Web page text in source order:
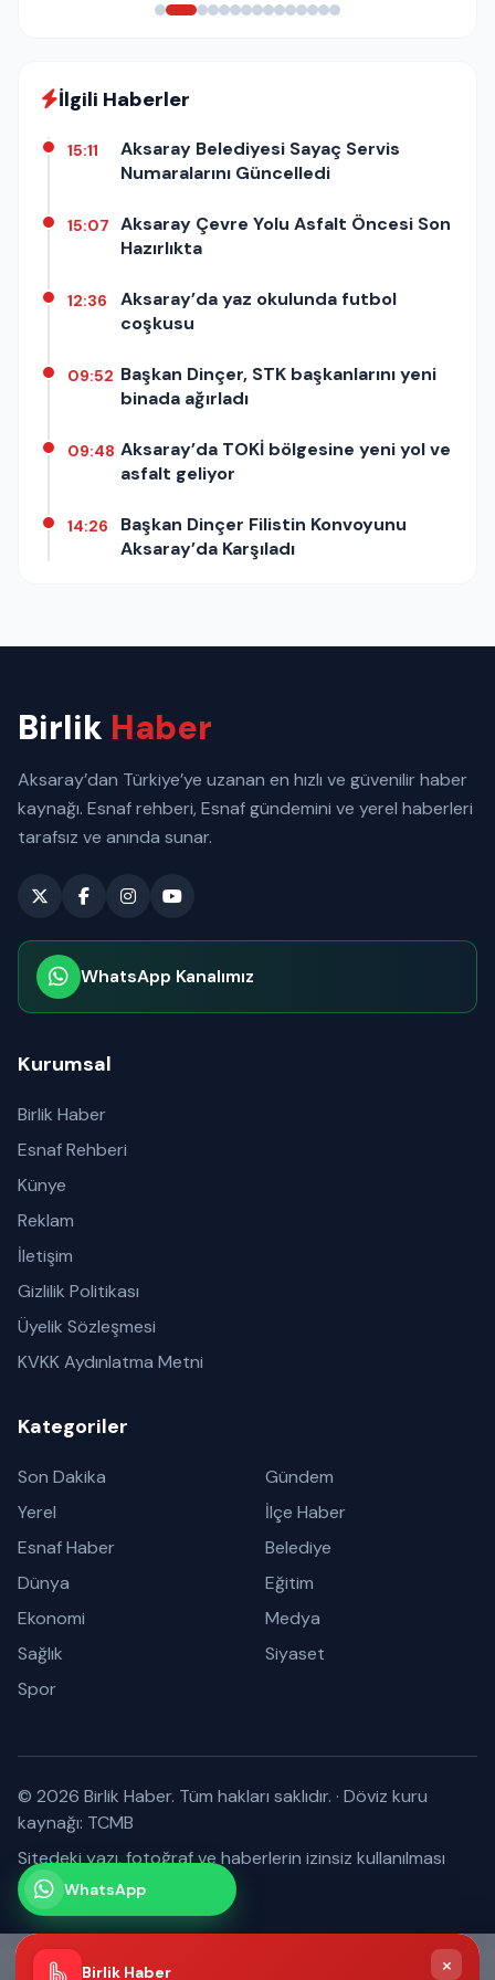
İlgili Haberler
15:11
Aksaray Belediyesi Sayaç Servis
Numaralarını Güncelledi
15:07
Aksaray Çevre Yolu Asfalt Öncesi Son
Hazırlıkta
12:36
Aksaray’da yaz okulunda futbol
coşkusu
09:52 Başkan Dinçer, STK başkanlarını yeni
binada ağırladı
09:48 Aksaray’da TOKİ bölgesine yeni yol ve
asfalt geliyor
14:26
Başkan Dinçer Filistin Konvoyunu
Aksaray’da Karşıladı
Birlik Haber
Aksaray’dan Türkiye’ye uzanan en hızlı ve güvenilir haber
kaynağı. Esnaf rehberi, Esnaf gündemini ve yerel haberleri
tarafsız ve anında sunar.
WhatsApp Kanalımız
Kurumsal
Birlik Haber
Esnaf Rehberi
Künye
Reklam
İletişim
Gizlilik Politikası
Üyelik Sözleşmesi
KVKK Aydınlatma Metni
Kategoriler
Son Dakika
Gündem
Yerel
İlçe Haber
Esnaf Haber
Belediye
Dünya
Eğitim
Ekonomi
Medya
Sağlık
Siyaset
Spor
© 2026 Birlik Haber. Tüm hakları saklıdır. · Döviz kuru
kaynağı: TCMB
Sitedeki yazı, fotoğraf ve haberlerin izinsiz kullanılması
yasaktır.WhatsApp
Kanalımız
Abone olabilirsiniz
Birlik Haber ×